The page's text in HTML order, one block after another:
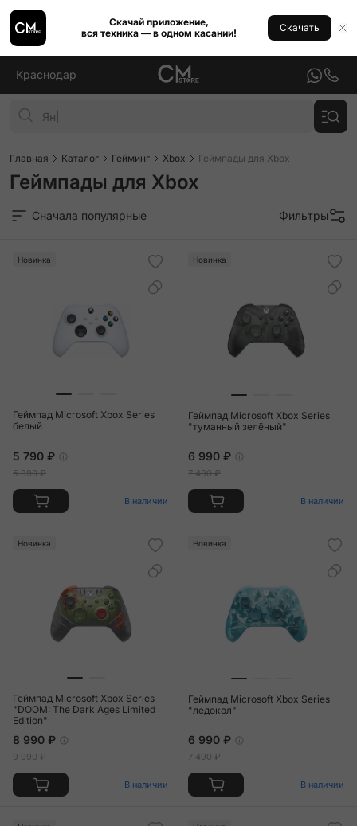
Скачай приложение,
вся техника — в одном касании!
Скачать
Краснодар
Главная Каталог Гейминг Xbox Геймпады для Xbox
Геймпады для Xbox
Сначала популярные Фильтры
Новинка
Геймпад Microsoft Xbox Series
белый
5 790 ₽
5 990 ₽
В наличии
Новинка
Геймпад Microsoft Xbox Series
"туманный зелёный"
6 990 ₽
7 490 ₽
В наличии
Новинка
Геймпад Microsoft Xbox Series
"DOOM: The Dark Ages Limited
Edition"
8 990 ₽
9 990 ₽
В наличии
Новинка
Геймпад Microsoft Xbox Series
"ледокол"
6 990 ₽
7 490 ₽
В наличии